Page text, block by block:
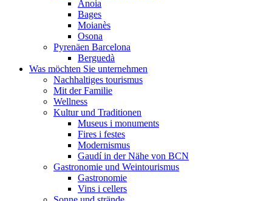
Anoia
Bages
Moianès
Osona
Pyrenäen Barcelona
Berguedà
Was möchten Sie unternehmen
Nachhaltiges tourismus
Mit der Familie
Wellness
Kultur und Traditionen
Museus i monuments
Fires i festes
Modernismus
Gaudí in der Nähe von BCN
Gastronomie und Weintourismus
Gastronomie
Vins i cellers